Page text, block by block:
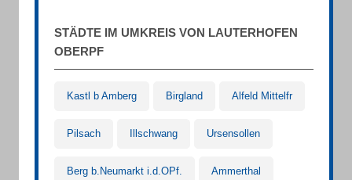
STÄDTE IM UMKREIS VON LAUTERHOFEN
OBERPF
Kastl b Amberg Birgland Alfeld Mittelfr
Pilsach Illschwang Ursensollen
Berg b.Neumarkt i.d.OPf. Ammerthal